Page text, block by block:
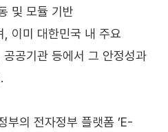
및 모듈 기반
, 이미 대한민국 내 주요
공기관 등에서 그 안정성과
부의 전자정부 플랫폼 ’E-